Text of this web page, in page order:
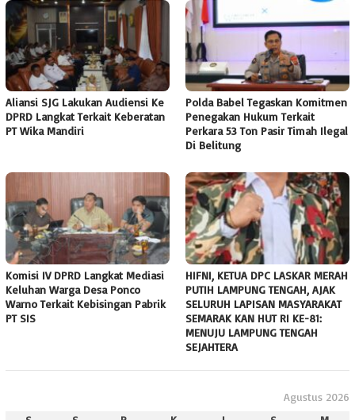
Aliansi SJG Lakukan Audiensi Ke
DPRD Langkat Terkait Keberatan
PT Wika Mandiri
Polda Babel Tegaskan Komitmen
Penegakan Hukum Terkait
Perkara 53 Ton Pasir Timah Ilegal
Di Belitung
Komisi IV DPRD Langkat Mediasi
Keluhan Warga Desa Ponco
Warno Terkait Kebisingan Pabrik
PT SIS
HIFNI, KETUA DPC LASKAR MERAH
PUTIH LAMPUNG TENGAH, AJAK
SELURUH LAPISAN MASYARAKAT
SEMARAK KAN HUT RI KE-81:
MENUJU LAMPUNG TENGAH
SEJAHTERA
Agustus 2026